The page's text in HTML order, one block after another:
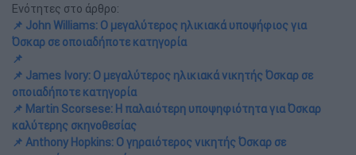
Ενότητες στο άρθρο:
📌 John Williams: Ο μεγαλύτερος ηλικιακά υποψήφιος για
Όσκαρ σε οποιαδήποτε κατηγορία
📌
📌 James Ivory: Ο μεγαλύτερος ηλικιακά νικητής Όσκαρ σε
οποιαδήποτε κατηγορία
📌 Martin Scorsese: Η παλαιότερη υποψηφιότητα για Όσκαρ
καλύτερης σκηνοθεσίας
📌 Anthony Hopkins: Ο γηραιότερος νικητής Όσκαρ σε